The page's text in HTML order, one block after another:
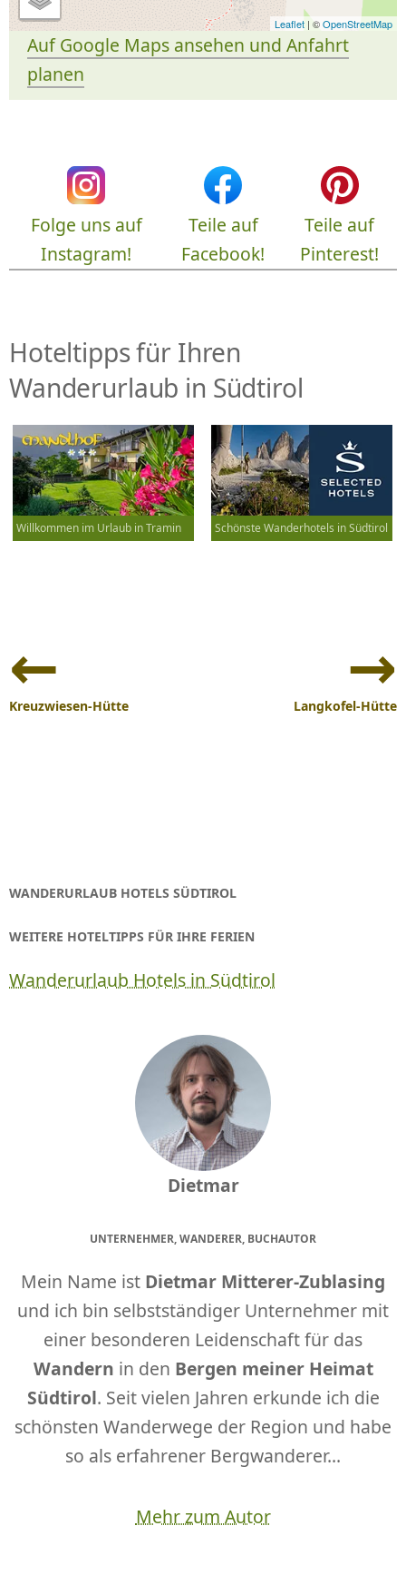
Leaflet | ©OpenStreetMap
Auf Google Maps ansehen und Anfahrt
planen
Folge uns auf
Instagram!
Teile auf
Facebook!
Teile auf
Pinterest!
Hoteltipps für Ihren
Wanderurlaub in Südtirol
Willkommen im Urlaub in Tramin Schönste Wanderhotels in Südtirol
Navigation
Kreuzwiesen-Hütte Langkofel-Hütte
WANDERURLAUB HOTELS SÜDTIROL
WEITERE HOTELTIPPS FÜR IHRE FERIEN
Wanderurlaub Hotels in Südtirol
Dietmar
UNTERNEHMER, WANDERER, BUCHAUTOR
Mein Name ist Dietmar Mitterer-Zublasing
und ich bin selbstständiger Unternehmer mit
einer besonderen Leidenschaft für das
Wandern in den Bergen meiner Heimat
Südtirol. Seit vielen Jahren erkunde ich die
schönsten Wanderwege der Region und habe
so als erfahrener Bergwanderer...
Mehr zum Autor